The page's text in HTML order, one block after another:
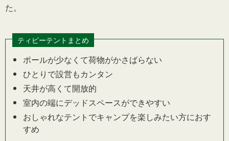
た。
ティピーテントまとめ
ポールが少なくて荷物がかさばらない
ひとりで設営もカンタン
天井が高くて開放的
室内の端にデッドスペースができやすい
おしゃれなテントでキャンプを楽しみたい方におす
すめ